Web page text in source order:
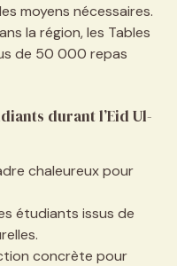
moyens nécessaires.
la région, les Tables
de 50 000 repas
durant l’Eid Ul-
chaleureux pour
étudiants issus de
concrète pour